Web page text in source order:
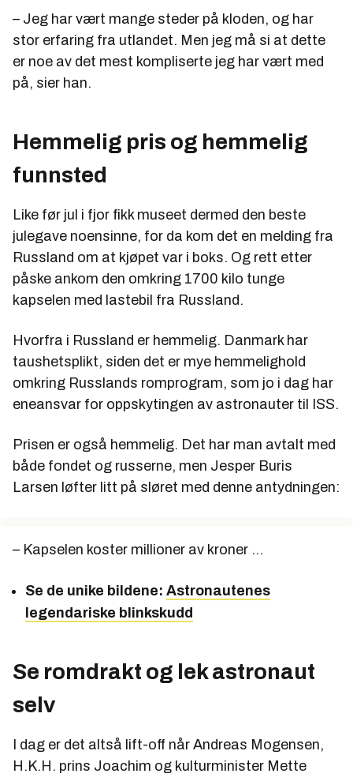
– Jeg har vært mange steder på kloden, og har
stor erfaring fra utlandet. Men jeg må si at dette
er noe av det mest kompliserte jeg har vært med
på, sier han.
Hemmelig pris og hemmelig
funnsted
Like før jul i fjor fikk museet dermed den beste
julegave noensinne, for da kom det en melding fra
Russland om at kjøpet var i boks. Og rett etter
påske ankom den omkring 1700 kilo tunge
kapselen med lastebil fra Russland.
Hvorfra i Russland er hemmelig. Danmark har
taushetsplikt, siden det er mye hemmelighold
omkring Russlands romprogram, som jo i dag har
eneansvar for oppskytingen av astronauter til ISS.
Prisen er også hemmelig. Det har man avtalt med
både fondet og russerne, men Jesper Buris
Larsen løfter litt på sløret med denne antydningen:
– Kapselen koster millioner av kroner ...
Se de unike bildene: Astronautenes
legendariske blinkskudd
Se romdrakt og lek astronaut
selv
I dag er det altså lift-off når Andreas Mogensen,
H.K.H. prins Joachim og kulturminister Mette